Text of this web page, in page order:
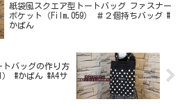
紙袋風スクエア型トートバッグ ファスナー
ポケット（Film.059） ＃２個持ちバッグ #
かばん
トバッグの作り方
#かばん #A4サ